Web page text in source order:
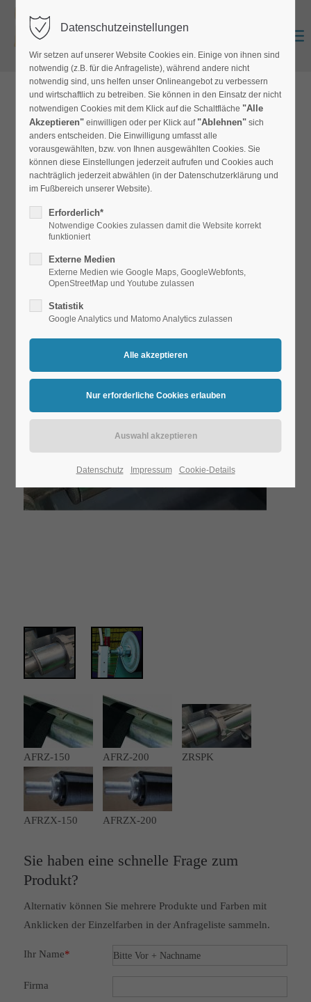
Zurück Anmelden
zur Produktübersicht
Zubehör für RTS und ABWR
ABWRZ
Zubehör für den Rollentransportständer und separaten Auf-
und Abrollwagen: Zusätzliche Aufrollrohre zur Lagerung
und zum Aufrollen. Erhältlich in 3 Ausführungen: 76mm mit
Standardfase 3mm zum Aufwickeln von Belägen bis max.
5mm, 76mm mit Spreizklammern für Rollen mit eigenem
Pappkern bis ca 95mm Innendurchmesser, Dicke, 124 mm
mit Fase 8mm für dickere Schutzbeläge
AFRZ-150 AFRZ-200 ZRSPK
AFRZX-150 AFRZX-200
Sie haben eine schnelle Frage zum
Produkt?
Alternativ können Sie mehrere Produkte und Farben mit
Anklicken der Einzelfarben in der Anfrageliste sammeln.
Ihr Name*
Firma
Datenschutzeinstellungen
Wir setzen auf unserer Website Cookies ein. Einige von ihnen sind
notwendig (z.B. für die Anfrageliste), während andere nicht
notwendig sind, uns helfen unser Onlineangebot zu verbessern
und wirtschaftlich zu betreiben. Sie können in den Einsatz der nicht
notwendigen Cookies mit dem Klick auf die Schaltfläche "Alle
Akzeptieren" einwilligen oder per Klick auf "Ablehnen" sich
anders entscheiden. Die Einwilligung umfasst alle
vorausgewählten, bzw. von Ihnen ausgewählten Cookies. Sie
können diese Einstellungen jederzeit aufrufen und Cookies auch
nachträglich jederzeit abwählen (in der Datenschutzerklärung und
im Fußbereich unserer Website).
Erforderlich*
Notwendige Cookies zulassen damit die Website korrekt
funktioniert
Externe Medien
Externe Medien wie Google Maps, GoogleWebfonts,
OpenStreetMap und Youtube zulassen
Statistik
Google Analytics und Matomo Analytics zulassen
Datenschutz Impressum Cookie-Details